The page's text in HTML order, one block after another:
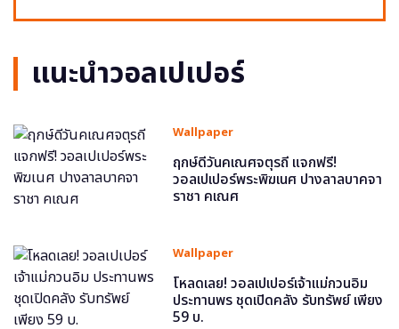
แนะนำวอลเปเปอร์
Wallpaper
ฤกษ์ดีวันคเณศจตุรถี แจกฟรี!
วอลเปเปอร์พระพิฆเนศ ปางลาลบาคจา
ราชา คเณศ
Wallpaper
โหลดเลย! วอลเปเปอร์เจ้าแม่กวนอิม
ประทานพร ชุดเปิดคลัง รับทรัพย์ เพียง
59 บ.